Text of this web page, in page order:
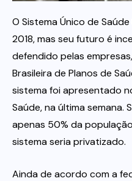
Financeiras e Cooperativas
O Sistema Único de
2018, mas seu futuro é
defendido pelas
Brasileira de Planos de
sistema foi apresentado
Saúde, na última semana.
apenas 50% da
sistema seria privatizado.
Ainda de acordo com a